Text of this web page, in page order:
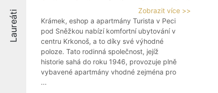
Laureáti
Zobrazit více >>
Krámek, eshop a apartmány Turista v Peci
pod Sněžkou nabízí komfortní ubytování v
centru Krkonoš, a to díky své výhodné
poloze. Tato rodinná společnost, jejíž
historie sahá do roku 1946, provozuje plně
vybavené apartmány vhodné zejména pro
...